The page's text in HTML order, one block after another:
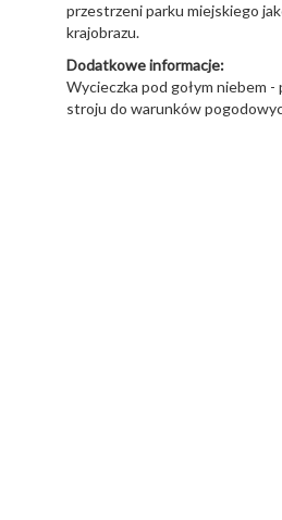
przestrzeni parku miejskiego
krajobrazu.
Dodatkowe informacje:
Wycieczka pod gołym niebem
stroju do warunków